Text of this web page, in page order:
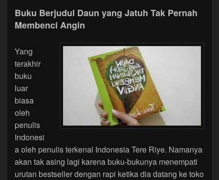
Buku Berjudul Daun yang Jatuh Tak Pernah
Membenci Angin
Yang
terakhir
buku
luar
biasa
oleh
penulis
Indonesi
a oleh penulis terkenal Indonesia Tere Riye. Namanya
akan tak asing lagi karena buku-bukunya menempati
urutan bestseller dengan rapi ketika dia datang ke toko